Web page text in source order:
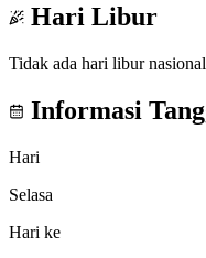
Hari Libur
Tidak ada hari libur
Informasi
Hari
Selasa
Hari ke